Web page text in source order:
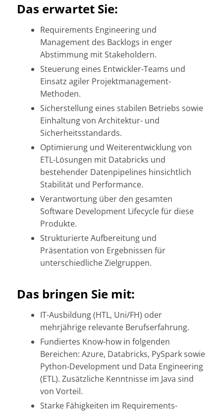
Das erwartet Sie:
Requirements Engineering und
Management des Backlogs in enger
Abstimmung mit Stakeholdern.
Steuerung eines Entwickler-Teams und
Einsatz agiler Projektmanagement-
Methoden.
Sicherstellung eines stabilen Betriebs sowie
Einhaltung von Architektur- und
Sicherheitsstandards.
Optimierung und Weiterentwicklung von
ETL-Lösungen mit Databricks und
bestehender Datenpipelines hinsichtlich
Stabilität und Performance.
Verantwortung über den gesamten
Software Development Lifecycle für diese
Produkte.
Strukturierte Aufbereitung und
Präsentation von Ergebnissen für
unterschiedliche Zielgruppen.
Das bringen Sie mit:
IT-Ausbildung (HTL, Uni/FH) oder
mehrjährige relevante Berufserfahrung.
Fundiertes Know-how in folgenden
Bereichen: Azure, Databricks, PySpark sowie
Python-Development und Data Engineering
(ETL). Zusätzliche Kenntnisse im Java sind
von Vorteil.
Starke Fähigkeiten im Requirements-